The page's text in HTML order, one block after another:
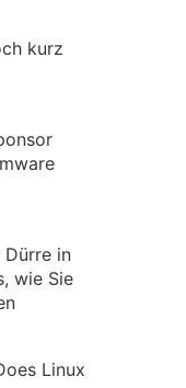
kurz
Dürre in
wie Sie
Linux